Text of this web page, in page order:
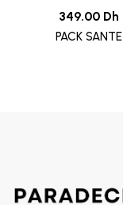
349.00 Dh
PACK SANTE